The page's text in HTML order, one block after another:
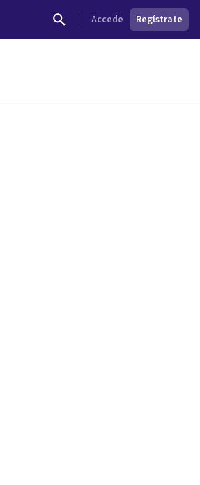
Accede Regístrate